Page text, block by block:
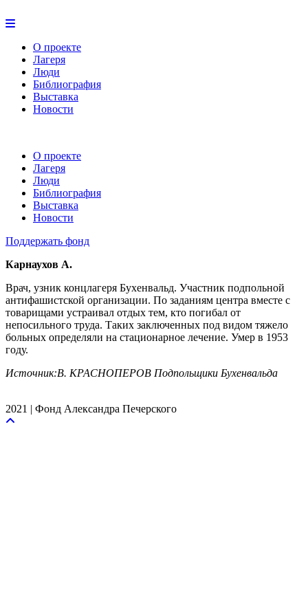
О проекте
Лагеря
Люди
Библиография
Выставка
Новости
О проекте
Лагеря
Люди
Библиография
Выставка
Новости
Поддержать фонд
Карнаухов А.
Врач, узник концлагеря Бухенвальд. Участник подпольной
антифашистской организации. По заданиям центра вместе с
товарищами устраивал отдых тем, кто погибал от
непосильного труда. Таких заключенных под видом тяжело
больных определяли на стационарное лечение. Умер в 1953
году.
Источник:В. КРАСНОПЕРОВ Подпольщики Бухенвальда
2021 | Фонд Александра Печерского